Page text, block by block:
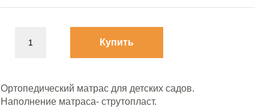
Купить
Ортопедический матрас для детских садов.
Наполнение матраса- струтопласт.